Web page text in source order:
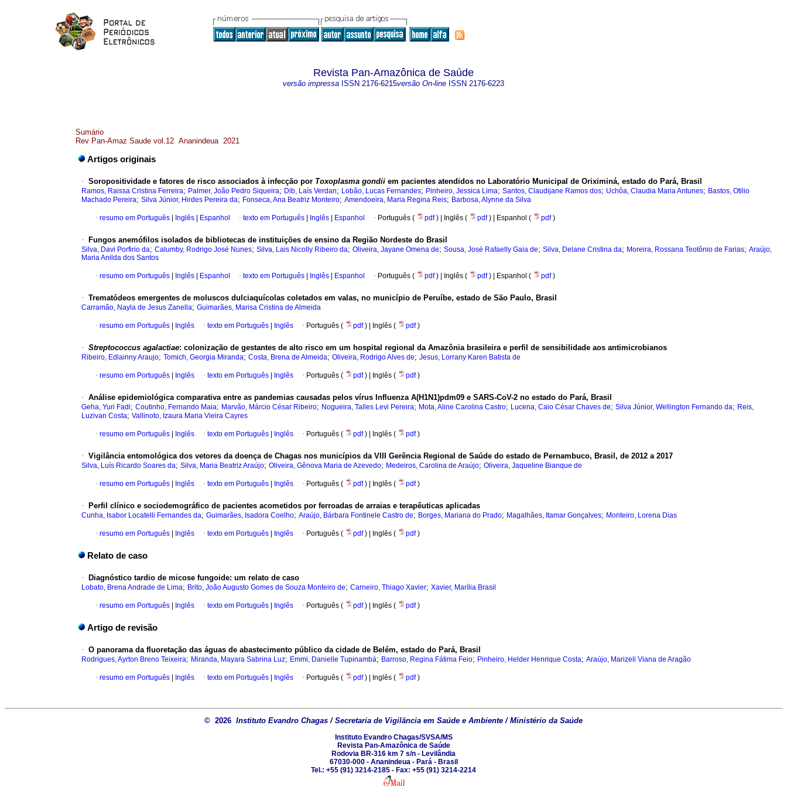
Revista Pan-Amazônica de Saúde
versão impressa ISSN 2176-6215versão On-line ISSN 2176-6223
Sumário
Rev Pan-Amaz Saude vol.12 Ananindeua 2021
Artigos originais
· Soropositividade e fatores de risco associados à infecção por Toxoplasma gondii em pacientes atendidos no Laboratório Municipal de Oriximiná, estado do Pará, Brasil
Ramos, Raissa Cristina Ferreira; Palmer, João Pedro Siqueira; Dib, Laís Verdan; Lobão, Lucas Fernandes; Pinheiro, Jessica Lima; Santos, Claudijane Ramos dos; Uchôa, Claudia Maria Antunes; Bastos, Otilio
Machado Pereira; Silva Júnior, Hirdes Pereira da; Fonseca, Ana Beatriz Monteiro; Amendoeira, Maria Regina Reis; Barbosa, Alynne da Silva
· resumo em Português Inglês Espanhol · texto em Português Inglês Espanhol · Português ( pdf) | Inglês ( pdf) | Espanhol ( pdf)
· Fungos anemófilos isolados de bibliotecas de instituições de ensino da Região Nordeste do Brasil
Silva, Davi Porfirio da; Calumby, Rodrigo José Nunes; Silva, Lais Nicolly Ribeiro da; Oliveira, Jayane Omena de; Sousa, José Rafaelly Gaia de; Silva, Delane Cristina da; Moreira, Rossana Teotônio de Farias; Araújo,
Maria Anilda dos Santos
· resumo em Português Inglês Espanhol · texto em Português Inglês Espanhol · Português ( pdf) | Inglês ( pdf) | Espanhol ( pdf)
· Trematódeos emergentes de moluscos dulciaquícolas coletados em valas, no município de Peruíbe, estado de São Paulo, Brasil
Carramão, Nayla de Jesus Zanella; Guimarães, Marisa Cristina de Almeida
· resumo em Português Inglês · texto em Português Inglês · Português ( pdf) | Inglês ( pdf)
· Streptococcus agalactiae: colonização de gestantes de alto risco em um hospital regional da Amazônia brasileira e perfil de sensibilidade aos antimicrobianos
Ribeiro, Edlainny Araujo; Tomich, Georgia Miranda; Costa, Brena de Almeida; Oliveira, Rodrigo Alves de; Jesus, Lorrany Karen Batista de
· resumo em Português Inglês · texto em Português Inglês · Português ( pdf) | Inglês ( pdf)
· Análise epidemiológica comparativa entre as pandemias causadas pelos vírus Influenza A(H1N1)pdm09 e SARS-CoV-2 no estado do Pará, Brasil
Geha, Yuri Fadi; Coutinho, Fernando Maia; Marvão, Márcio César Ribeiro; Nogueira, Talles Levi Pereira; Mota, Aline Carolina Castro; Lucena, Caio César Chaves de; Silva Júnior, Wellington Fernando da; Reis,
Luzivan Costa; Vallinoto, Izaura Maria Vieira Cayres
· resumo em Português Inglês · texto em Português Inglês · Português ( pdf) | Inglês ( pdf)
· Vigilância entomológica dos vetores da doença de Chagas nos municípios da VIII Gerência Regional de Saúde do estado de Pernambuco, Brasil, de 2012 a 2017
Silva, Luís Ricardo Soares da; Silva, Maria Beatriz Araújo; Oliveira, Gênova Maria de Azevedo; Medeiros, Carolina de Araújo; Oliveira, Jaqueline Bianque de
· resumo em Português Inglês · texto em Português Inglês · Português ( pdf) | Inglês ( pdf)
· Perfil clínico e sociodemográfico de pacientes acometidos por ferroadas de arraias e terapêuticas aplicadas
Cunha, Isabor Locatelli Fernandes da; Guimarães, Isadora Coelho; Araújo, Bárbara Fontinele Castro de; Borges, Mariana do Prado; Magalhães, Itamar Gonçalves; Monteiro, Lorena Dias
· resumo em Português Inglês · texto em Português Inglês · Português ( pdf) | Inglês ( pdf)
Relato de caso
· Diagnóstico tardio de micose fungoide: um relato de caso
Lobato, Brena Andrade de Lima; Brito, João Augusto Gomes de Souza Monteiro de; Carneiro, Thiago Xavier; Xavier, Marília Brasil
· resumo em Português Inglês · texto em Português Inglês · Português ( pdf) | Inglês ( pdf)
Artigo de revisão
· O panorama da fluoretação das águas de abastecimento público da cidade de Belém, estado do Pará, Brasil
Rodrigues, Ayrton Breno Teixeira; Miranda, Mayara Sabrina Luz; Emmi, Danielle Tupinambá; Barroso, Regina Fátima Feio; Pinheiro, Helder Henrique Costa; Araújo, Marizeli Viana de Aragão
· resumo em Português Inglês · texto em Português Inglês · Português ( pdf) | Inglês ( pdf)
© 2026 Instituto Evandro Chagas / Secretaria de Vigilância em Saúde e Ambiente / Ministério da Saúde
Instituto Evandro Chagas/SVSA/MS
Revista Pan-Amazônica de Saúde
Rodovia BR-316 km 7 s/n - Levilândia
67030-000 - Ananindeua - Pará - Brasil
Tel.: +55 (91) 3214-2185 - Fax: +55 (91) 3214-2214